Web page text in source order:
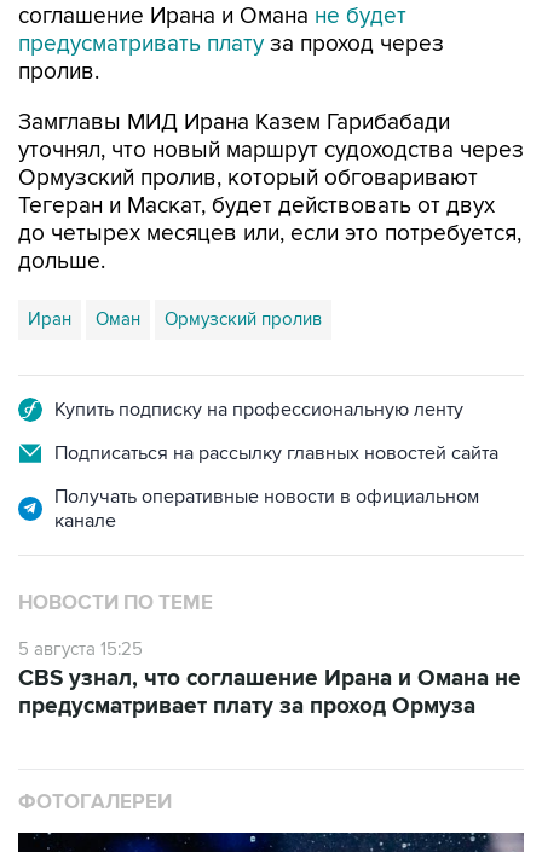
соглашение Ирана и Омана не будет
предусматривать плату за проход через
пролив.
Замглавы МИД Ирана Казем Гарибабади
уточнял, что новый маршрут судоходства через
Ормузский пролив, который обговаривают
Тегеран и Маскат, будет действовать от двух
до четырех месяцев или, если это потребуется,
дольше.
Иран Оман Ормузский пролив
Купить подписку на профессиональную ленту
Подписаться на рассылку главных новостей сайта
Получать оперативные новости в официальном
канале
НОВОСТИ ПО ТЕМЕ
5 августа 15:25
CBS узнал, что соглашение Ирана и Омана не
предусматривает плату за проход Ормуза
ФОТОГАЛЕРЕИ